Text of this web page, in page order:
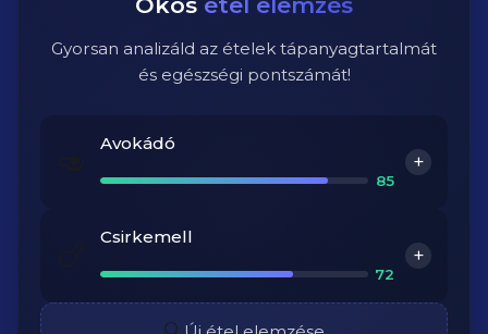
Gyorsan analizáld az ételek tápanyagtartalmát
és egészségi pontszámát!
Avokádó
85
+
Csirkemell
72
+
Kalória